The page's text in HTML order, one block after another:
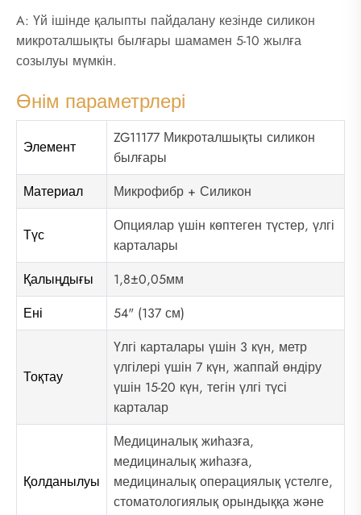
A: Үй ішінде қалыпты пайдалану кезінде силикон
микроталшықты былғары шамамен 5-10 жылға
созылуы мүмкін.
Өнім параметрлері
Элемент
ZG11177 Микроталшықты силикон
былғары
Материал
Микрофибр + Силикон
Түс
Опциялар үшін көптеген түстер, үлгі
карталары
Қалыңдығы
1,8±0,05мм
Ені
54" (137 см)
Тоқтау
Үлгі карталары үшін 3 күн, метр
үлгілері үшін 7 күн, жаппай өндіру
үшін 15-20 күн, тегін үлгі түсі
карталар
Қолданылуы
Медициналық жиһазға,
медициналық жиһазға,
медициналық операциялық үстелге,
стоматологиялық орындыққа және